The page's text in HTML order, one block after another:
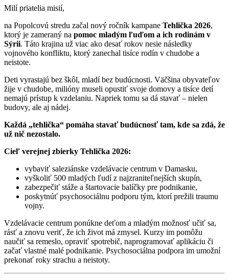
Milí priatelia misií,
na Popolcovú stredu začal nový ročník kampane Tehlička 2026,
ktorý je zameraný na pomoc mladým ľuďom a ich rodinám v
Sýrii. Táto krajina už viac ako desať rokov nesie následky
vojnového konfliktu, ktorý zanechal tisíce rodín v chudobe a
neistote.
Deti vyrastajú bez škôl, mladí bez budúcnosti. Väčšina obyvateľov
žije v chudobe, milióny museli opustiť svoje domovy a tisíce detí
nemajú prístup k vzdelaniu. Napriek tomu sa dá stavať – nielen
budovy, ale aj nádej.
Každá „tehlička“ pomáha stavať budúcnosť tam, kde sa zdá, že
už nič nezostalo.
Cieľ verejnej zbierky Tehlička 2026:
vybaviť saleziánske vzdelávacie centrum v Damasku,
vyškoliť 500 mladých ľudí z najzraniteľnejších skupín,
zabezpečiť stáže a štartovacie balíčky pre podnikanie,
poskytnúť psychosociálnu podporu tým, ktorí prežili traumu
vojny.
Vzdelávacie centrum ponúkne deťom a mladým možnosť učiť sa,
rásť a znovu veriť, že ich život má zmysel. Kurzy im pomôžu
naučiť sa remeslo, opraviť spotrebič, naprogramovať aplikáciu či
začať vlastné malé podnikanie. Psychosociálna podpora im umožní
prekonať roky strachu a neistoty.